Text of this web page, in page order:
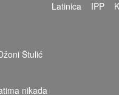
Latinica IPP
Štulić
nikada